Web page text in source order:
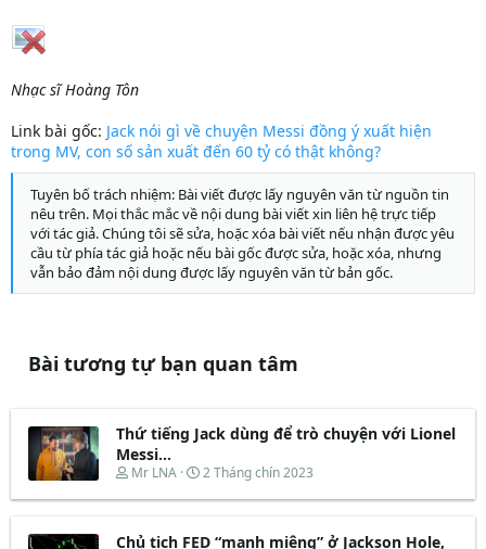
Nhạc sĩ Hoàng Tôn
Link bài gốc: Jack nói gì về chuyện Messi đồng ý xuất hiện
trong MV, con số sản xuất đến 60 tỷ có thật không?
Tuyên bố trách nhiệm: Bài viết được lấy nguyên văn từ nguồn tin
nêu trên. Mọi thắc mắc về nội dung bài viết xin liên hệ trực tiếp
với tác giả. Chúng tôi sẽ sửa, hoặc xóa bài viết nếu nhận được yêu
cầu từ phía tác giả hoặc nếu bài gốc được sửa, hoặc xóa, nhưng
vẫn bảo đảm nội dung được lấy nguyên văn từ bản gốc.
Bài tương tự bạn quan tâm
Thứ tiếng Jack dùng để trò chuyện với Lionel
Messi...
T
r
a
Mr LNA
N
à
b
2 Tháng chín 2023
Chủ tịch FED “mạnh miệng” ở Jackson Hole,